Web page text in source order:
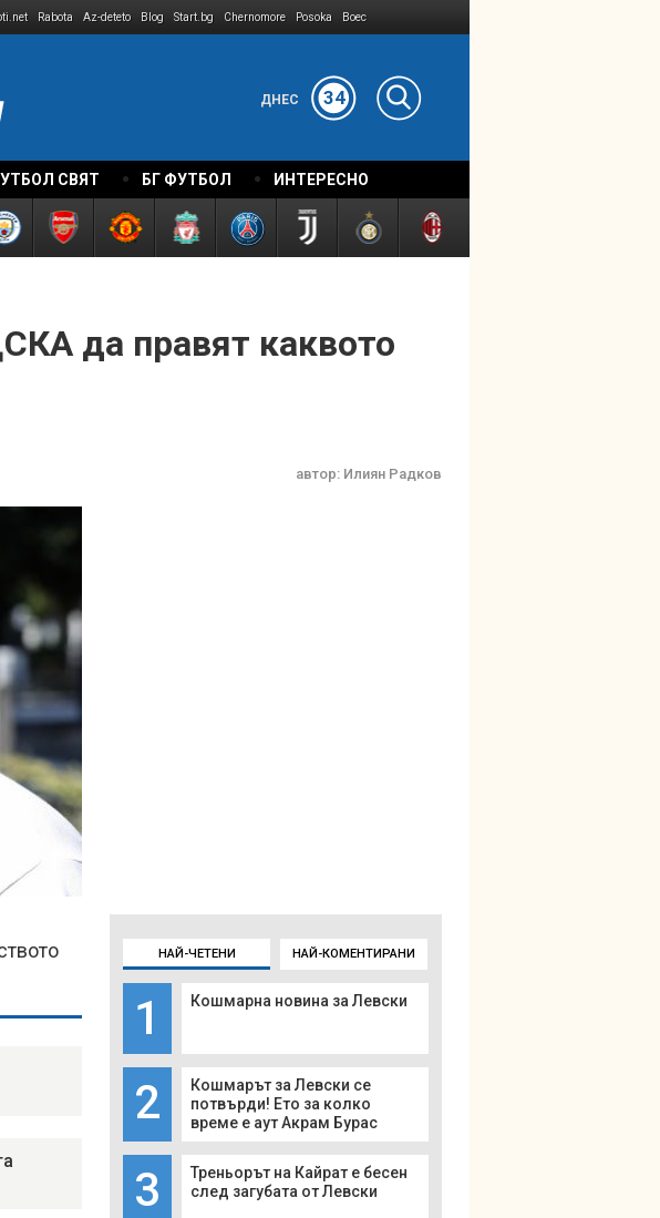
Rabota Az-deteto Blog Start.bg Chernomore Posoka Boec
ДНЕС 34
СВЯТ БГ ФУТБОЛ ИНТЕРЕСНО
да правят каквото
автор: Илиян Радков
НАЙ-ЧЕТЕНИ НАЙ-КОМЕНТИРАНИ
1 Кошмарна новина за Левски
2
Кошмарът за Левски се
потвърди! Ето за колко
време е аут Акрам Бурас
3
Треньорът на Кайрат е бесен
след загубата от Левски